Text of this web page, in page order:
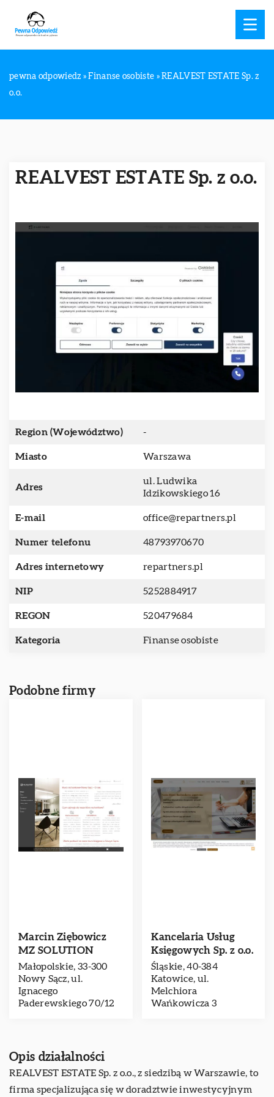
pewna odpowiedz »Finanse osobiste »REALVEST ESTATE Sp. z
o.o.
REALVEST ESTATE Sp. z o.o.
Region (Województwo) -
Miasto Warszawa
Adres
ul. Ludwika
Idzikowskiego 16
E-mail office@repartners.pl
Numer telefonu 48793970670
Adres internetowy repartners.pl
NIP 5252884917
REGON 520479684
Kategoria Finanse osobiste
Podobne firmy
Marcin Ziębowicz
MZ SOLUTION
Małopolskie, 33-300
Nowy Sącz, ul.
Ignacego
Paderewskiego 70/12
Kancelaria Usług
Księgowych Sp. z o.o.
Śląskie, 40-384
Katowice, ul.
Melchiora
Wańkowicza 3
Opis działalności
REALVEST ESTATE Sp. z o.o., z siedzibą w Warszawie, to
firma specjalizująca się w doradztwie inwestycyjnym